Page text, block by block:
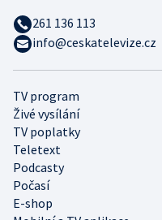
TV program
Živé vysílání
TV poplatky
Teletext
Podcasty
Počasí
E-shop
261 136 113
info@ceskatelevize.cz